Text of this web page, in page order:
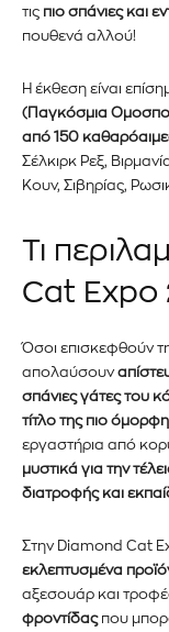
προϊόντα
αγοράς.
Για να εγγραφείτε,
στον ιστότοπό μας
παρακάτω. Μην
πληροφορίες σας
τις πιο σπάνιες και
πουθενά αλλού!
Η έκθεση είναι
(Παγκόσμια
από 150
Σέλκιρκ Ρεξ,
Κουν, Σιβηρίας,
Τι
Cat Expo
Όσοι επισκεφθούν
απολαύσουν
σπάνιες γάτες του
τίτλο της πιο
εργαστήρια από
μυστικά για την
διατροφής και
Στην Diamond Cat
εκλεπτυσμένα
αξεσουάρ και
φροντίδαςπου